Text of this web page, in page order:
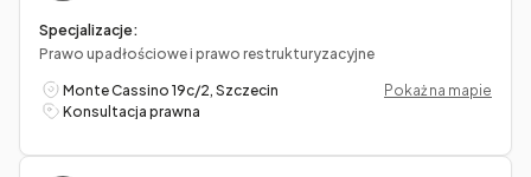
Specjalizacje:
Prawo upadłościowe i prawo restrukturyzacyjne
Monte Cassino 19c/2, Szczecin
Pokaż na mapie
Konsultacja prawna